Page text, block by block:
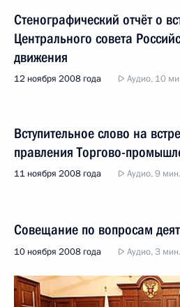
Стенографический отчёт о
Центрального совета
движения
12 ноября 2008 года Аудио, 10
Вступительное слово на
правления Торгово-
11 ноября 2008 года Аудио, 9 мин.
Совещание по вопросам
10 ноября 2008 года Аудио, 3 мин.